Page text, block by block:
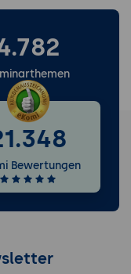
Bewertungen